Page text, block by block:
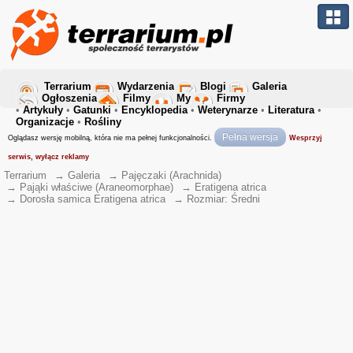
Terrarium Wydarzenia Blogi
Galeria
Ogłoszenia
Filmy My
Firmy
• Artykuły • Gatunki • Encyklopedia• Weterynarze • Literatura•
Organizacje • Rośliny
Oglądasz wersję mobilną, która nie ma pełnej funkcjonalności. Pełna wersja Wesprzyj
serwis, wyłącz reklamy
Terrarium → Galeria → Pajęczaki (Arachnida)
→ Pająki właściwe (Araneomorphae) → Eratigena atrica
→ Dorosła samica Eratigena atrica → Rozmiar: Średni